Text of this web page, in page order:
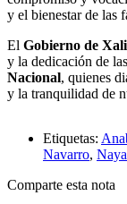
y el bienestar de las
El Gobierno de
y la dedicación de
Nacional, quienes
y la tranquilidad de
Etiquetas:
Navarro,
Comparte esta nota